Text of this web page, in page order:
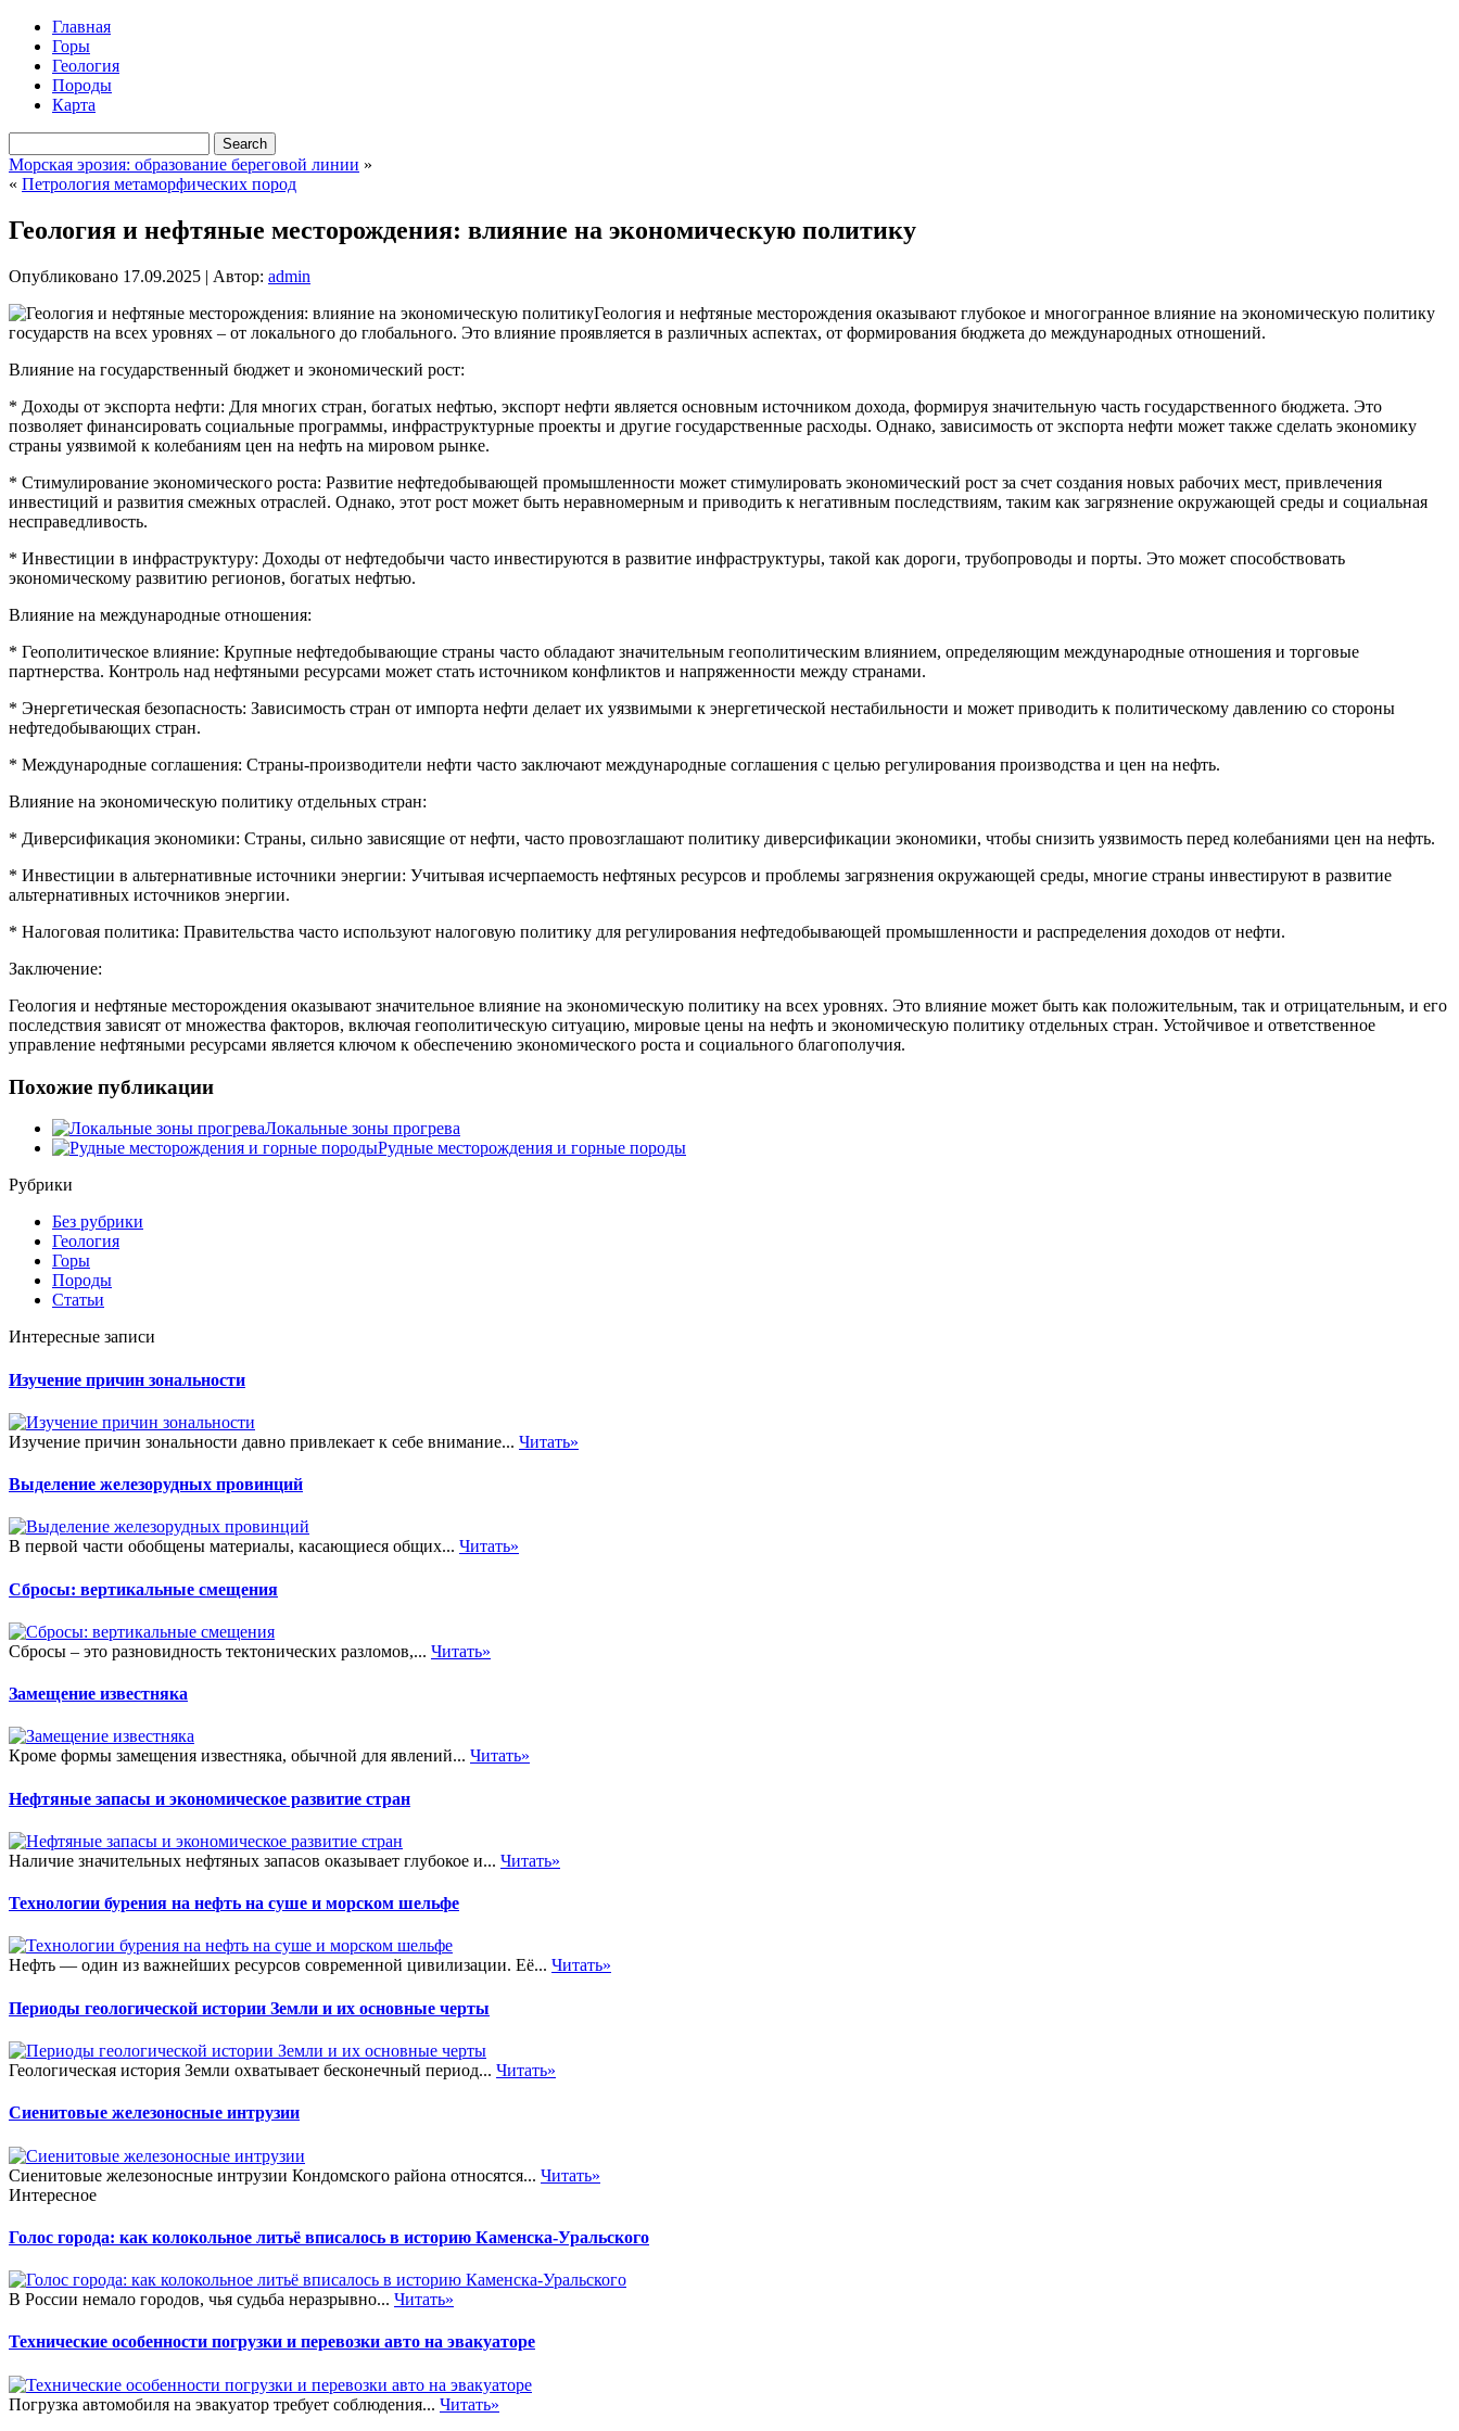
Главная
Горы
Геология
Породы
Карта
Морская эрозия: образование береговой линии »
« Петрология метаморфических пород
Геология и нефтяные месторождения: влияние на экономическую политику
Опубликовано 17.09.2025 | Автор: admin
Геология и нефтяные месторождения оказывают глубокое и многогранное влияние на экономическую политику
государств на всех уровнях – от локального до глобального. Это влияние проявляется в различных аспектах, от формирования бюджета до международных отношений.
Влияние на государственный бюджет и экономический рост:
* Доходы от экспорта нефти: Для многих стран, богатых нефтью, экспорт нефти является основным источником дохода, формируя значительную часть государственного бюджета. Это
позволяет финансировать социальные программы, инфраструктурные проекты и другие государственные расходы. Однако, зависимость от экспорта нефти может также сделать экономику
страны уязвимой к колебаниям цен на нефть на мировом рынке.
* Стимулирование экономического роста: Развитие нефтедобывающей промышленности может стимулировать экономический рост за счет создания новых рабочих мест, привлечения
инвестиций и развития смежных отраслей. Однако, этот рост может быть неравномерным и приводить к негативным последствиям, таким как загрязнение окружающей среды и социальная
несправедливость.
* Инвестиции в инфраструктуру: Доходы от нефтедобычи часто инвестируются в развитие инфраструктуры, такой как дороги, трубопроводы и порты. Это может способствовать
экономическому развитию регионов, богатых нефтью.
Влияние на международные отношения:
* Геополитическое влияние: Крупные нефтедобывающие страны часто обладают значительным геополитическим влиянием, определяющим международные отношения и торговые
партнерства. Контроль над нефтяными ресурсами может стать источником конфликтов и напряженности между странами.
* Энергетическая безопасность: Зависимость стран от импорта нефти делает их уязвимыми к энергетической нестабильности и может приводить к политическому давлению со стороны
нефтедобывающих стран.
* Международные соглашения: Страны-производители нефти часто заключают международные соглашения с целью регулирования производства и цен на нефть.
Влияние на экономическую политику отдельных стран:
* Диверсификация экономики: Страны, сильно зависящие от нефти, часто провозглашают политику диверсификации экономики, чтобы снизить уязвимость перед колебаниями цен на нефть.
* Инвестиции в альтернативные источники энергии: Учитывая исчерпаемость нефтяных ресурсов и проблемы загрязнения окружающей среды, многие страны инвестируют в развитие
альтернативных источников энергии.
* Налоговая политика: Правительства часто используют налоговую политику для регулирования нефтедобывающей промышленности и распределения доходов от нефти.
Заключение:
Геология и нефтяные месторождения оказывают значительное влияние на экономическую политику на всех уровнях. Это влияние может быть как положительным, так и отрицательным, и его
последствия зависят от множества факторов, включая геополитическую ситуацию, мировые цены на нефть и экономическую политику отдельных стран. Устойчивое и ответственное
управление нефтяными ресурсами является ключом к обеспечению экономического роста и социального благополучия.
Похожие публикации
Локальные зоны прогрева
Рудные месторождения и горные породы
Рубрики
Без рубрики
Геология
Горы
Породы
Статьи
Интересные записи
Изучение причин зональности
Изучение причин зональности давно привлекает к себе внимание... Читать»
Выделение железорудных провинций
В первой части обобщены материалы, касающиеся общих... Читать»
Сбросы: вертикальные смещения
Сбросы – это разновидность тектонических разломов,... Читать»
Замещение известняка
Кроме формы замещения известняка, обычной для явлений... Читать»
Нефтяные запасы и экономическое развитие стран
Наличие значительных нефтяных запасов оказывает глубокое и... Читать»
Технологии бурения на нефть на суше и морском шельфе
Нефть — один из важнейших ресурсов современной цивилизации. Её... Читать»
Периоды геологической истории Земли и их основные черты
Геологическая история Земли охватывает бесконечный период... Читать»
Сиенитовые железоносные интрузии
Сиенитовые железоносные интрузии Кондомского района относятся... Читать»
Интересное
Голос города: как колокольное литьё вписалось в историю Каменска-Уральского
В России немало городов, чья судьба неразрывно... Читать»
Технические особенности погрузки и перевозки авто на эвакуаторе
Погрузка автомобиля на эвакуатор требует соблюдения... Читать»